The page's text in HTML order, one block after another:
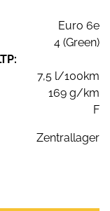
Euro 6e
4 (Green)
7,5 l/100km
169 g/km
F
Zentrallager